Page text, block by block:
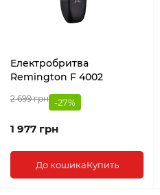
Електробритва
Remington F 4002
2 699 грн -27%
1 977 грн
До кошикаКупить